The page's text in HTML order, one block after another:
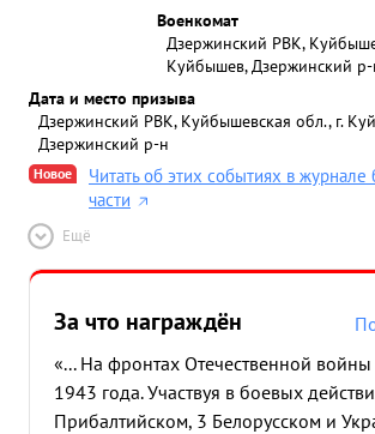
Военкомат
Дзержинский РВК,
Куйбышев, Дзержинский
Дата и место призыва
Дзержинский РВК, Куйбышевская обл., г.
Дзержинский р-н
Новое
Читать об этих событиях в
части
Ещё
За что награждён
«... На фронтах Отечественной войны
1943 года. Участвуя в боевых
Прибалтийском, 3 Белорусском и